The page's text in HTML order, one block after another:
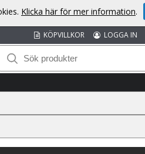
LOGGA IN
KÖPVILLKOR
Klicka här för mer information.